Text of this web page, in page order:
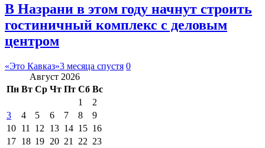
В Назрани в этом году начнут строить
гостиничный комплекс с деловым
центром
«Это Кавказ»3 месяца спустя 0
Август 2026
Пн Вт Ср Чт Пт Сб Вс
1
2
3
4 5 6 7 8
9
10 11 12 13 14 15 16
17 18 19 20 21 22 23